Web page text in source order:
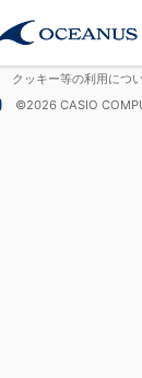
クッキー等の利用につ
©2026 CASIO